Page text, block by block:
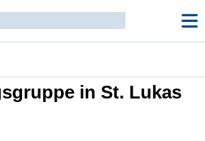
in St. Lukas